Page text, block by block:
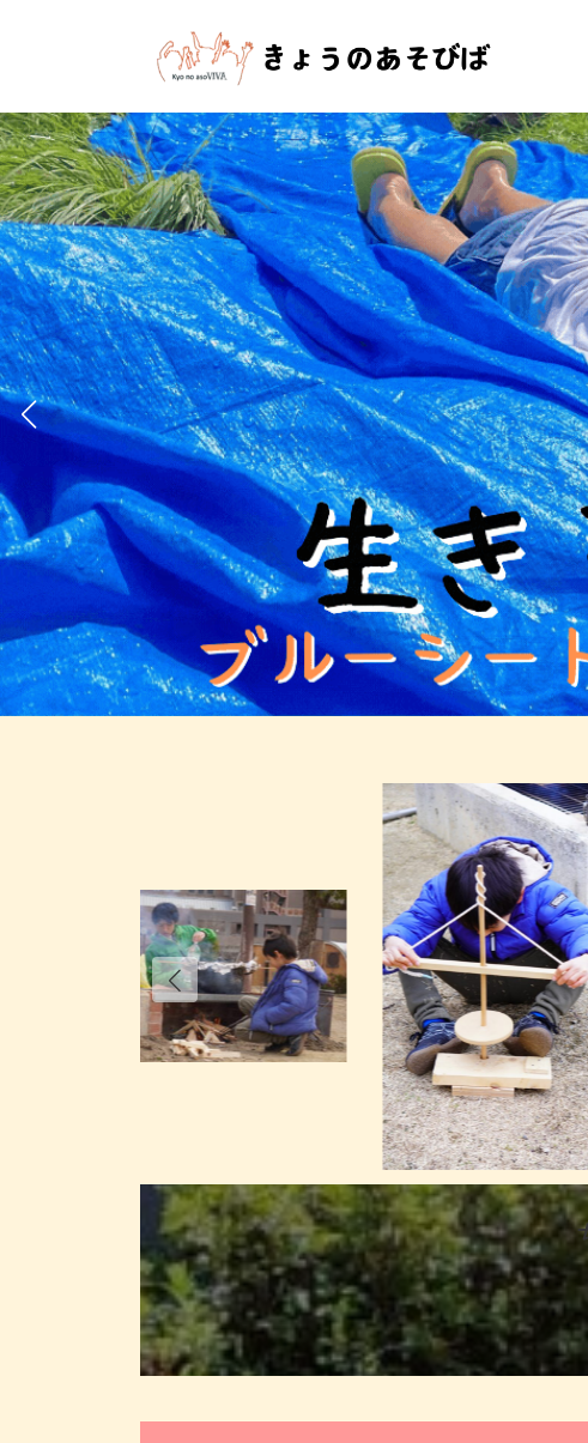
ツ
へ
ス
キ
ッ
プ
シ
ョ
ン
に
移
動
カ
ー
リ
ン
ク